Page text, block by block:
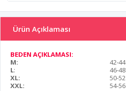
Ürün Açıklaması
BEDEN AÇIKLAMASI:
M:
42-44
L:
46-48
XL:
50-52
XXL:
54-56